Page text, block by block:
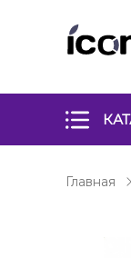
Главная